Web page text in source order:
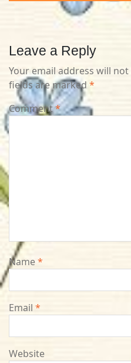
Leave a Reply
Your email address will
fields are marked *
Comment*
Name*
Email *
Website